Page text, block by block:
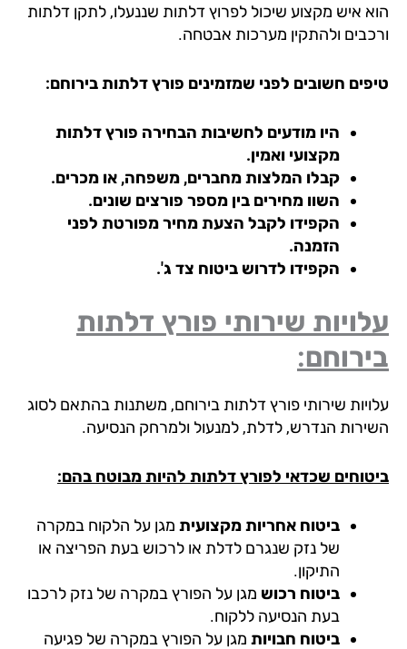
איש מקצוע שיכול לפרוץ דלתות שננעלו, לתקן דלתות
ולהתקין מערכות אבטחה.
חשובים לפני שמזמינים פורץ דלתות בירוחם:
היו מודעים לחשיבות הבחירה פורץ דלתות
מקצועי ואמין.
קבלו המלצות מחברים, משפחה, או מכרים.
השוו מחירים בין מספר פורצים שונים.
הקפידו לקבל הצעת מחיר מפורטת לפני
הזמנה.
הקפידו לדרוש ביטוח צד ג'.
שירותי פורץ דלתות
שירותי פורץ דלתות בירוחם, משתנות בהתאם לסוג
הנדרש, לדלת, למנעול ולמרחק הנסיעה.
שכדאי לפורץ דלתות להיות מבוטח בהם:
ביטוח אחריות מקצועיתמגן על הלקוח במקרה
של נזק שנגרם לדלת או לרכוש בעת הפריצה או
התיקון.
ביטוח רכושמגן על הפורץ במקרה של נזק לרכבו
בעת הנסיעה ללקוח.
ביטוח חבויותמגן על הפורץ במקרה של פגיעה